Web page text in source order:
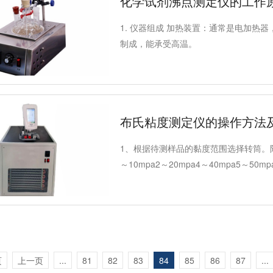
1. 仪器组成 加热装置：通常是电加热
制成，能承受高温。
布氏粘度测定仪的操作方法
1、根据待测样品的黏度范围选择转筒
～10mpa2～20mpa4～40mpa5～
上一页 ... 81 82 83 84 85 86 87 ...